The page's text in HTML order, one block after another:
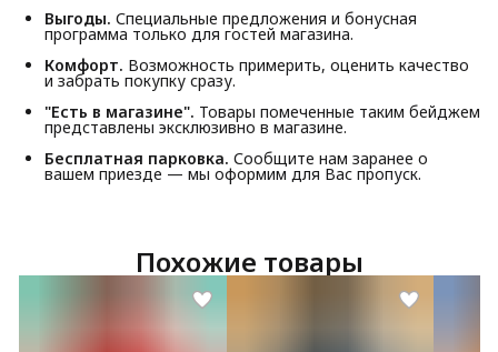
Выгоды. Специальные предложения и бонусная
программа только для гостей магазина.
Комфорт. Возможность примерить, оценить качество
и забрать покупку сразу.
"Есть в магазине". Товары помеченные таким бейджем
представлены эксклюзивно в магазине.
Бесплатная парковка. Сообщите нам заранее о
вашем приезде — мы оформим для Вас пропуск.
Похожие товары